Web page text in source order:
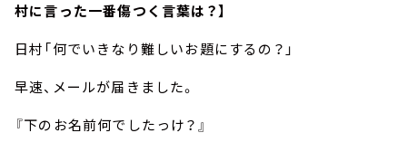
村に言った一番傷つく言葉は？】
日村「何でいきなり難しいお題にするの？」
早速、メールが届きました。
『下のお名前何でしたっけ？』